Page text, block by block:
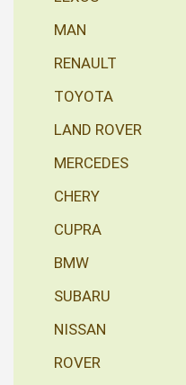
MAN
RENAULT
TOYOTA
LAND ROVER
MERCEDES
CHERY
CUPRA
BMW
SUBARU
NISSAN
ROVER